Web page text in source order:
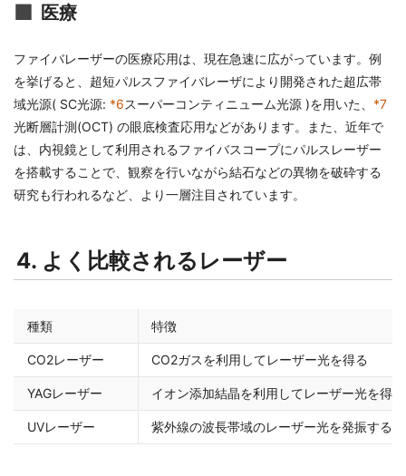
医療
ファイバレーザーの医療応用は、現在急速に広がっています。例
を挙げると、超短パルスファイバレーザにより開発された超広帯
域光源( SC光源: *6スーパーコンティニューム光源 )を用いた、 *7
光断層計測(OCT) の眼底検査応用などがあります。また、近年で
は、内視鏡として利用されるファイバスコープにパルスレーザー
を搭載することで、観察を行いながら結石などの異物を破砕する
研究も行われるなど、より一層注目されています。
4. よく比較されるレーザー
種類 特徴
CO2レーザー CO2ガスを利用してレーザー光を得る
YAGレーザー イオン添加結晶を利用してレーザー光を得る
UVレーザー 紫外線の波長帯域のレーザー光を発振する